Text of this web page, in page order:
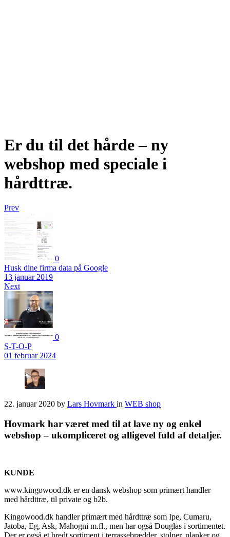
Er du til det hårde – ny
webshop med speciale i
hårdttræ.
Prev
0
Husk dine firma data på Google
13 januar 2019
Next
0
S-T-O-P
01 februar 2024
22. januar 2020 by Lars Hovmark in WEB shop
Hovmark har været med til at lave ny og enkel
webshop – ukompliceret og alligevel fuld af detaljer.
KUNDE
www.kingowood.dk er en dansk webshop som primært handler
med hårdttræ, til private og b2b.
Kingowood.dk handler primært med hårdttræ som Ipe, Cumaru,
Jatoba, Eg, Ask, Mahogni m.fl., men har også Douglas i sortimentet.
Der er også et bredt sortiment i terrassebrædder, stolper, planker og